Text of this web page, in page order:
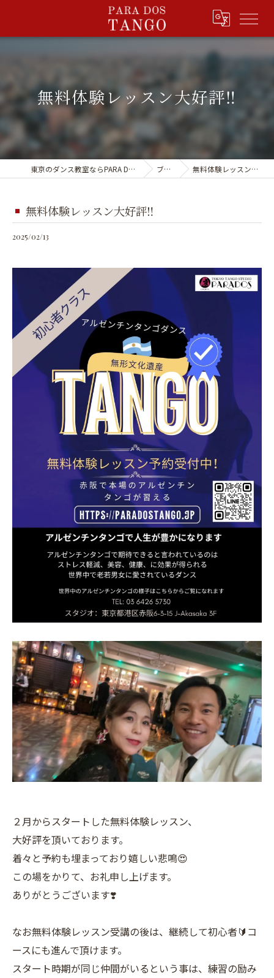
無料体験レッスン大好評‼️
東京のダンス教室ならPARA DOS TANGO ブログ 無料体験レッスン大好評‼️
無料体験レッスン大好評‼️
2025/02/13
２月からスタートした無料体験レッスン、
大好評を頂いております。
着々と予約も埋まっており嬉しい悲鳴😍
この場をかりて、お礼申し上げます。
ありがとうございます❣️
なお無料体験レッスン受講の後は、継続して初心者🔰コ
ースにも進んで頂けます。
スタート時期が同じ仲間がいるという事は、練習の励み